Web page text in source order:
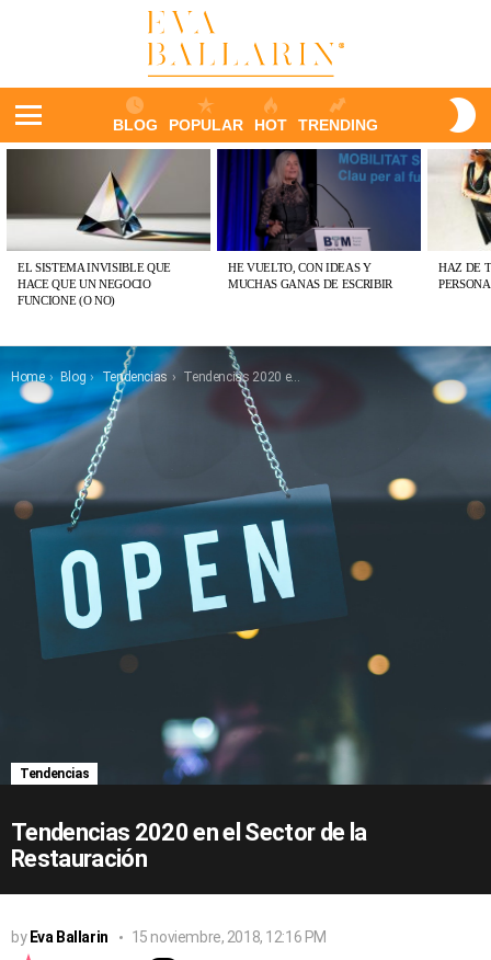
BLOG POPULAR HOT TRENDING
PUBLICACIONES
EL SISTEMA INVISIBLE QUE
HACE QUE UN NEGOCIO
FUNCIONE (O NO)
HE VUELTO, CON IDEAS Y
MUCHAS GANAS DE ESCRIBIR
HAZ DE
You are here:
Home Blog Tendencias Tendencias 2020 en el Sector de la Restauración
Tendencias
Tendencias 2020 en el Sector de la
Restauración
by Eva Ballarin
15 noviembre, 2018, 12:16 PM